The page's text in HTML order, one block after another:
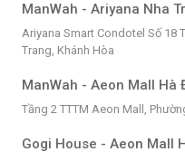
ManWah - Ariyana Nha
Ariyana Smart Condotel Số 18
Trang, Khánh Hòa
ManWah - Aeon Mall Hà
Tầng 2 TTTM Aeon Mall,
Gogi House - Aeon Mall